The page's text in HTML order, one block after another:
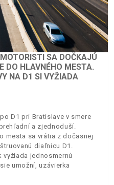
SA DOČKAJÚ
DO HLAVNÉHO MESTA.
NA D1 SI VYŽIADA
D1 pri Bratislave v smere
a zjednoduší.
mesta sa vrátia z dočasnej
diaľnicu D1.
vyžiada jednosmernú
umožní, uzávierka